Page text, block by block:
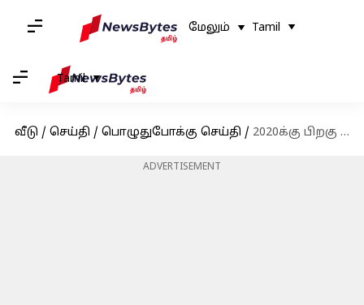
மேலும் Tamil
Tamil
வீடு / செய்தி / பொழுதுபோக்கு செய்தி / 2020க்கு பிறகு முதல்முறையாக சீனாவில் இந்திய திரைப்படம்; நவம்பர் 29இல் வெளியாகியது மகாராஜா
ADVERTISEMENT